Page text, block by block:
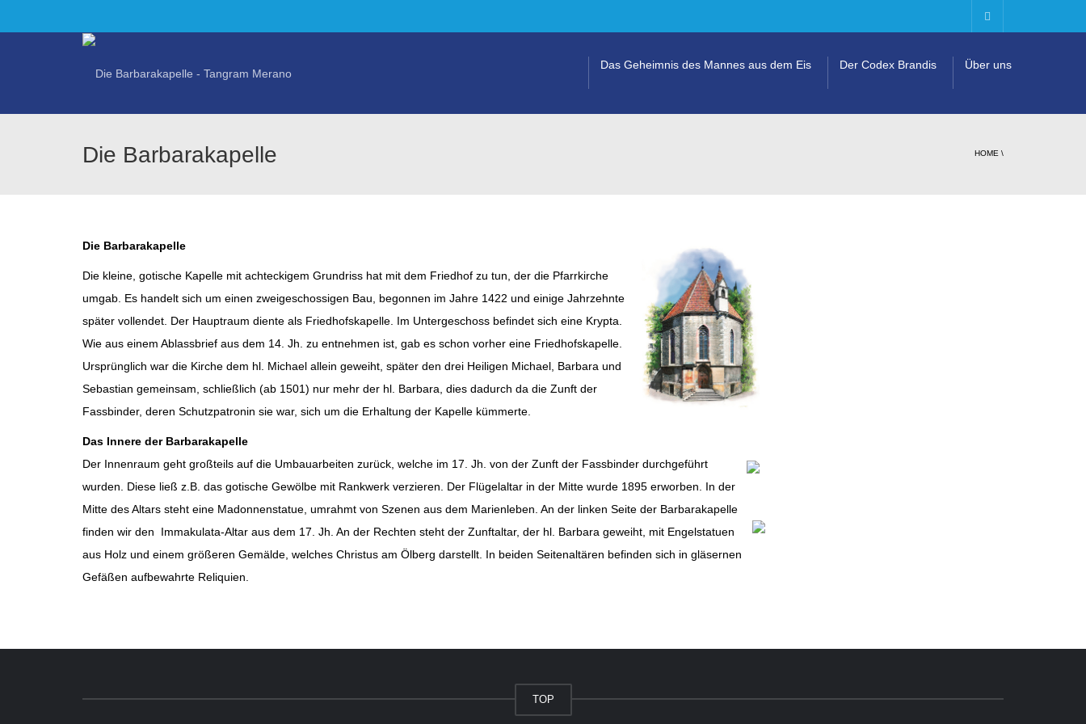
Das Geheimnis des Mannes aus dem Eis Der Codex Brandis Über uns
Die Barbarakapelle HOME \
Die Barbarakapelle
Die kleine, gotische Kapelle mit achteckigem Grundriss hat mit dem Friedhof zu tun, der die Pfarrkirche
umgab. Es handelt sich um einen zweigeschossigen Bau, begonnen im Jahre 1422 und einige Jahrzehnte
später vollendet. Der Hauptraum diente als Friedhofskapelle. Im Untergeschoss befindet sich eine Krypta.
Wie aus einem Ablassbrief aus dem 14. Jh. zu entnehmen ist, gab es schon vorher eine Friedhofskapelle.
Ursprünglich war die Kirche dem hl. Michael allein geweiht, später den drei Heiligen Michael, Barbara und
Sebastian gemeinsam, schließlich (ab 1501) nur mehr der hl. Barbara, dies dadurch da die Zunft der
Fassbinder, deren Schutzpatronin sie war, sich um die Erhaltung der Kapelle kümmerte.
Das Innere der Barbarakapelle
Der Innenraum geht großteils auf die Umbauarbeiten zurück, welche im 17. Jh. von der Zunft der Fassbinder durchgeführt
wurden. Diese ließ z.B. das gotische Gewölbe mit Rankwerk verzieren. Der Flügelaltar in der Mitte wurde 1895 erworben. In der
Mitte des Altars steht eine Madonnenstatue, umrahmt von Szenen aus dem Marienleben. An der linken Seite der Barbarakapelle
finden wir den Immakulata-Altar aus dem 17. Jh. An der Rechten steht der Zunftaltar, der hl. Barbara geweiht, mit Engelstatuen
aus Holz und einem größeren Gemälde, welches Christus am Ölberg darstellt. In beiden Seitenaltären befinden sich in gläsernen
Gefäßen aufbewahrte Reliquien.
TOP